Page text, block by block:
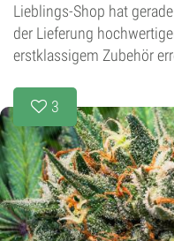
Lieblings-Shop hat
der Lieferung
erstklassigem Zubehör
3